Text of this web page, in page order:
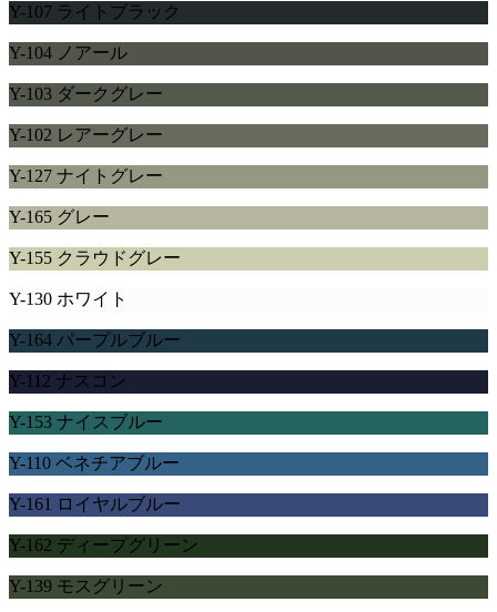
Y-107 ライトブラック
Y-104 ノアール
Y-103 ダークグレー
Y-102 レアーグレー
Y-127 ナイトグレー
Y-165 グレー
Y-155 クラウドグレー
Y-130 ホワイト
Y-164 パープルブルー
Y-112 ナスコン
Y-153 ナイスブルー
Y-110 ベネチアブルー
Y-161 ロイヤルブルー
Y-162 ディープグリーン
Y-139 モスグリーン